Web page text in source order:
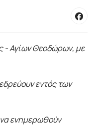
- Αγίων Θεοδώρων, με
εντός των
ενημερωθούν